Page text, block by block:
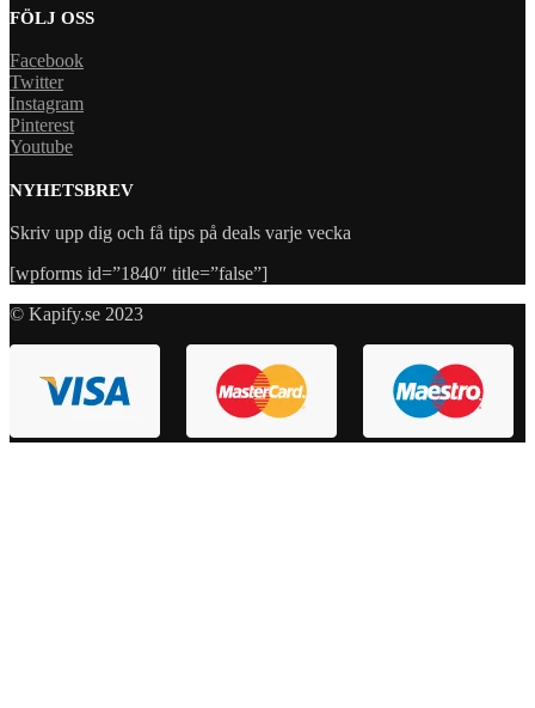
FÖLJ OSS
Facebook
Twitter
Instagram
Pinterest
Youtube
NYHETSBREV
Skriv upp dig och få tips på deals varje vecka
[wpforms id=”1840″ title=”false”]
© Kapify.se 2023